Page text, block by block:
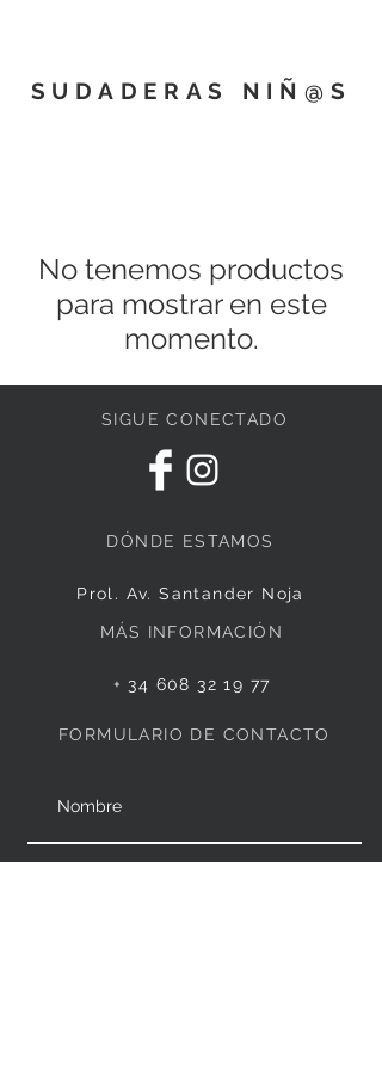
SUDADERAS NIÑ@S
No tenemos productos
para mostrar en este
momento.
SIGUE CONECTADO
DÓNDE ESTAMOS
Prol. Av. Santander Noja
MÁS INFORMACIÓN
+ 34 608 32 19 77
FORMULARIO DE CONTACTO